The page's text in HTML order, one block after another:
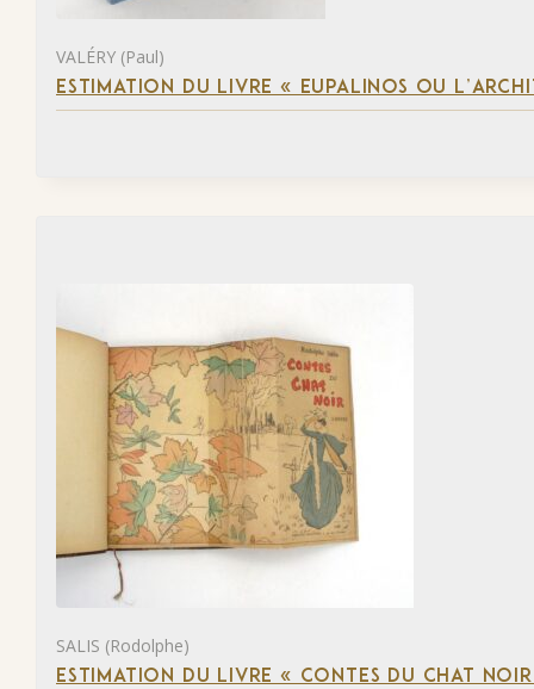
VALÉRY (Paul)
ESTIMATION DU LIVRE « EUPALINOS OU
SALIS (Rodolphe)
ESTIMATION DU LIVRE « CONTES DU CHAT